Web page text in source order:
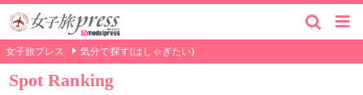
女子旅プレス 気分で探す(はしゃぎたい)
Spot Ranking